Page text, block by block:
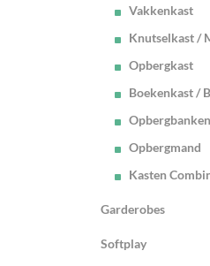
Vakkenkast
Knutselkast /
Opbergkast
Boekenkast /
Opbergmand
Kasten
Garderobes
Softplay